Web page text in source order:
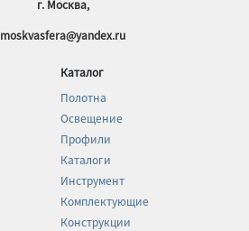
г. Москва,
moskvasfera@yandex.ru
Каталог
Полотна
Освещение
Профили
Каталоги
Инструмент
Комплектующие
Конструкции